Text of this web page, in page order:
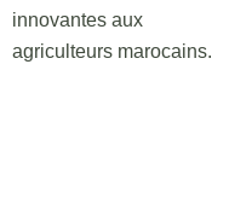
innovantes aux
agriculteurs marocains.